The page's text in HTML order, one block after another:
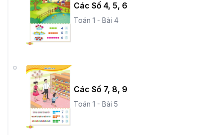
Các Số 4, 5, 6
Toán 1 - Bài 4
Các Số 7, 8, 9
Toán 1 - Bài 5